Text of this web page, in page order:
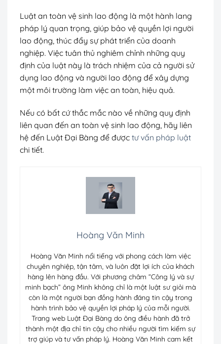
Luật an toàn vệ sinh lao động là một hành lang
pháp lý quan trọng, giúp bảo vệ quyền lợi người
lao động, thúc đẩy sự phát triển của doanh
nghiệp. Việc tuân thủ nghiêm chỉnh những quy
định của luật này là trách nhiệm của cả người sử
dụng lao động và người lao động để xây dựng
một môi trường làm việc an toàn, hiệu quả.
Nếu có bất cứ thắc mắc nào về những quy định
liên quan đến an toàn vệ sinh lao động, hãy liên
hệ đến Luật Đại Bàng để được tư vấn pháp luật
chi tiết.
Hoàng Văn Minh
Hoàng Văn Minh nổi tiếng với phong cách làm việc
chuyên nghiệp, tận tâm, và luôn đặt lợi ích của khách
hàng lên hàng đầu. Với phương châm “Công lý và sự
minh bạch” ông Minh không chỉ là một luật sư giỏi mà
còn là một người bạn đồng hành đáng tin cậy trong
hành trình bảo vệ quyền lợi pháp lý của mỗi người.
Trang web Luật Đại Bàng do ông điều hành đã trở
thành một địa chỉ tin cậy cho nhiều người tìm kiếm sự
trợ giúp và tư vấn pháp lý. Hoàng Văn Minh cam kết